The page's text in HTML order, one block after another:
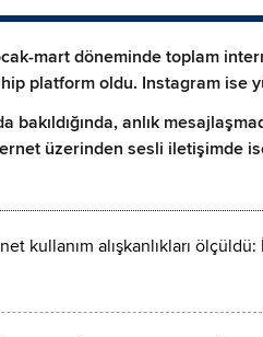
mart döneminde toplam
platform oldu. Instagram ise
bakıldığında, anlık
üzerinden sesli iletişimde